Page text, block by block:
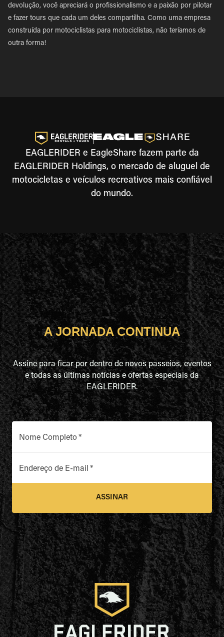
devolução, você apreciará o profissionalismo e a paixão por pilotar
e fazer tours que cada um deles compartilha. Como uma empresa
construída por motociclistas para motociclistas, não teríamos de
outra forma!
EAGLERIDER e EagleShare fazem parte da
EAGLERIDER Holdings, o mercado de aluguel de
motocicletas e veículos recreativos mais confiável
do mundo.
A JORNADA CONTINUA
Assine para ficar por dentro de novos passeios, eventos
e todas as últimas notícias e ofertas especiais da
EAGLERIDER.
Nome Completo*
Endereço de E-mail *
ASSINAR